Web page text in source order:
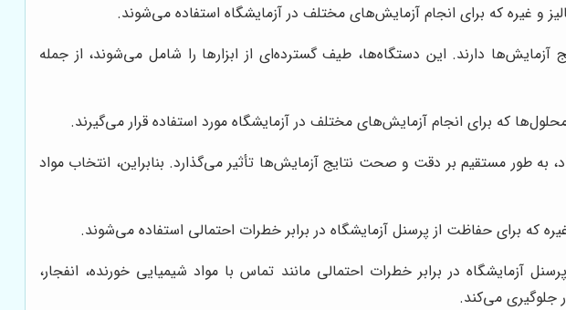
و غیره که برای انجام آزمایش‌های مختلف در آزمایشگاه استفاده می‌شوند.
دارند. این دستگاه‌ها، طیف گسترده‌ای از ابزارها را شامل می‌شوند، از جمله
که برای انجام آزمایش‌های مختلف در آزمایشگاه مورد استفاده قرار می‌گیرند.
طور مستقیم بر دقت و صحت نتایج آزمایش‌ها تأثیر می‌گذارد. بنابراین، انتخاب مواد
برای حفاظت از پرسنل آزمایشگاه در برابر خطرات احتمالی استفاده می‌شوند.
آزمایشگاه در برابر خطرات احتمالی مانند تماس با مواد شیمیایی خورنده، انفجار،
جلوگیری می‌کند.